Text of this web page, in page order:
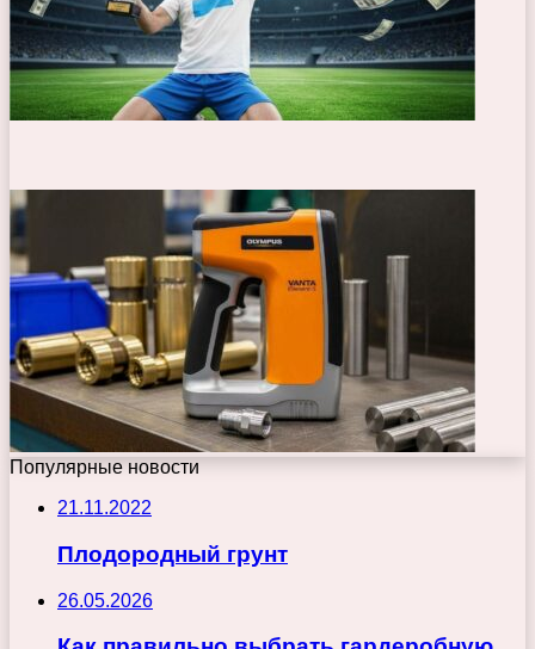
Популярные новости
21.11.2022
Плодородный грунт
26.05.2026